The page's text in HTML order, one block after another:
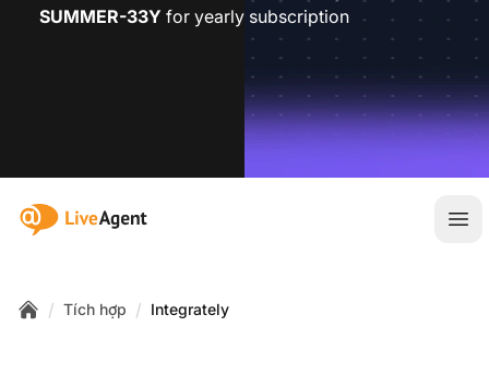
SUMMER-33Y for yearly subscription
:site.title
Mở
/ Tích hợp / Integrately